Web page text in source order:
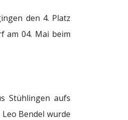
den 4. Platz
am 04. Mai beim
Stühlingen aufs
Bendel wurde